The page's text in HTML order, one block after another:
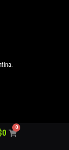
0
0